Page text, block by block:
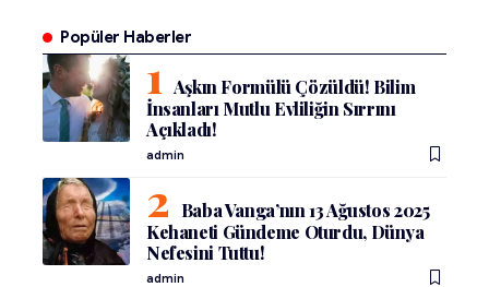
Popüler Haberler
Aşkın Formülü Çözüldü! Bilim
İnsanları Mutlu Evliliğin Sırrını
Açıkladı!
admin
Baba Vanga’nın 13 Ağustos 2025
Kehaneti Gündeme Oturdu, Dünya
Nefesini Tuttu!
admin